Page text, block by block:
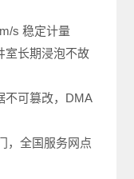
s 稳定计量
室长期浸泡不故
不可篡改，DMA
，全国服务网点